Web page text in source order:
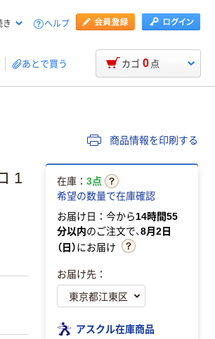
き ヘルプ
あとで買う カゴ 0 点
商品情報を印刷する
1
在庫： 3点
希望の数量で在庫確認
お届け日：今から14時間55
分以内のご注文で、8月2日
（日）にお届け
お届け先：
アスクル在庫商品